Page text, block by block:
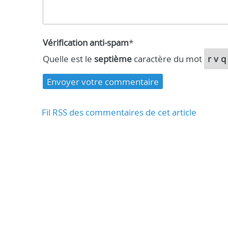
Vérification anti-spam*
Quelle est le septième caractère du mot
Fil RSS des commentaires de cet article